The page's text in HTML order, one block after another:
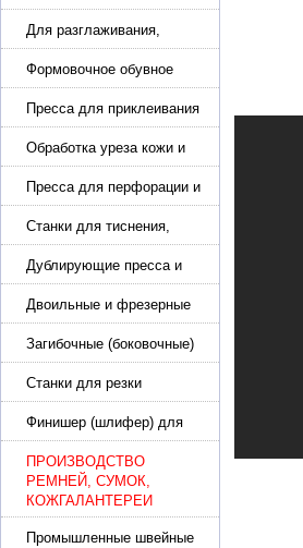
оборудование и активаторы
клея
Для разглаживания,
разбивания и герметизации
шва
Формовочное обувное
оборудование
Пресса для приклеивания
подошвы и прибивки
каблука
Обработка уреза кожи и
покрасочные камеры
Пресса для перфорации и
тиснения
Станки для тиснения,
нанесения логотипа и
нумераторы
Дублирующие пресса и
утюги для разглаживания
кожи
Двоильные и фрезерные
машины для слоения и
фрезерования кожи
Загибочные (боковочные)
машины для стельки,
кошельков, сумок
Станки для резки
кожи.Станки для резки
стропы
Финишер (шлифер) для
обуви
ПРОИЗВОДСТВО
РЕМНЕЙ, СУМОК,
КОЖГАЛАНТЕРЕИ
Промышленные швейные